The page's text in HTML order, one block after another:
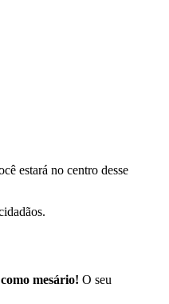
estará no centro desse
mesário! O seu